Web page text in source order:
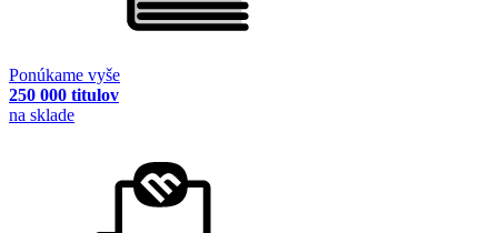
Ponúkame vyše
250 000 titulov
na sklade